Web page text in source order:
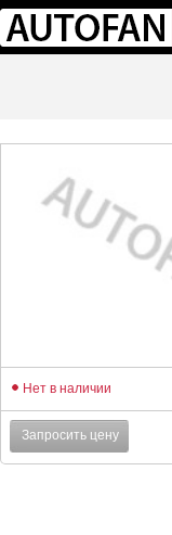
Нет в наличии
Запросить цену